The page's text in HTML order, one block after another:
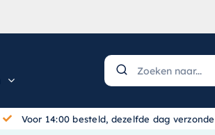
Voor 14:00 besteld, dezelfde dag